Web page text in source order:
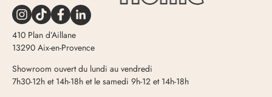
410 Plan d’Aillane
13290 Aix-en-Provence
Showroom ouvert du lundi au vendredi
7h30-12h et 14h-18h et le samedi 9h-12 et 14h-18h